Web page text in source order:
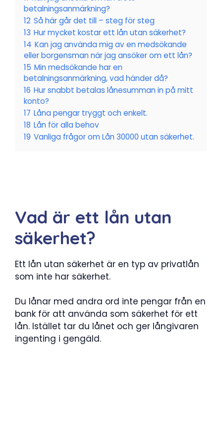
betalningsanmärkning?
12 Så här går det till – steg för steg
13 Hur mycket kostar ett lån utan säkerhet?
14 Kan jag använda mig av en medsökande
eller borgensman när jag ansöker om ett lån?
15 Min medsökande har en
betalningsanmärkning, vad händer då?
16 Hur snabbt betalas lånesumman in på mitt
konto?
17 Låna pengar tryggt och enkelt.
18 Lån för alla behov
19 Vanliga frågor om Lån 30000 utan säkerhet.
Vad är ett lån utan
säkerhet?
Ett lån utan säkerhet är en typ av privatlån
som inte har säkerhet.
Du lånar med andra ord inte pengar från en
bank för att använda som säkerhet för ett
lån. Istället tar du lånet och ger långivaren
ingenting i gengäld.